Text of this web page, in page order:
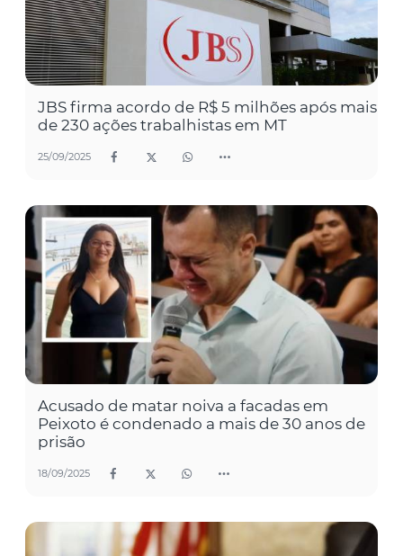
JBS firma acordo de R$ 5 milhões após mais
de 230 ações trabalhistas em MT
25/09/2025
Acusado de matar noiva a facadas em
Peixoto é condenado a mais de 30 anos de
prisão
18/09/2025